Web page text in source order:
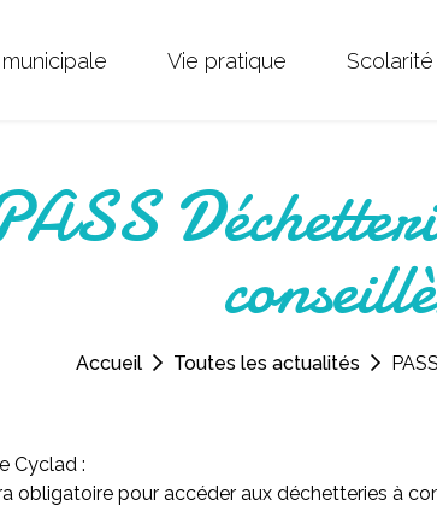
Vie pratique
Accueil Toutes les actualités
Cyclad :
obligatoire pour accéder aux déchetteries à